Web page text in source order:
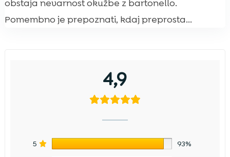
obstaja nevarnost okužbe z bartonello.
Pomembno je prepoznati, kdaj preprosta...
4,9
5 93%